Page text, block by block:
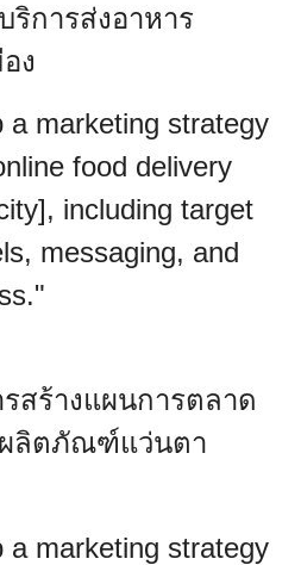
ริการส่งอาหาร
ง
marketing strategy
food delivery
including target
messaging, and
สร้างแผนการตลาด
ผลิตภัณฑ์แว่นตา
marketing strategy